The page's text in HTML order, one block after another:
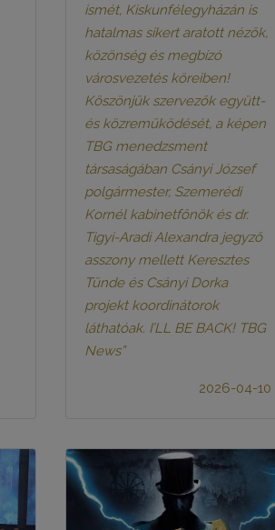
ismét, Kiskunfélegyházán is
hatalmas sikert aratott nézők,
közönség és megbízó
városvezetés köreiben!
Köszönjük szervezők együtt-
és közreműködését, a képen
TBG menedzsment
társaságában Csányi József
polgármester, Szemerédi
Kornél kabinetfőnök és dr.
Tigyi-Aradi Alexandra jegyző
asszony mellett Keresztes
Tünde és Csányi Dorka
projekt koordinátorok
láthatóak. I’LL BE BACK! TBG
News”
2026-04-10